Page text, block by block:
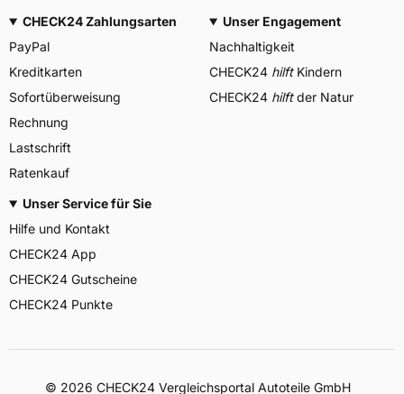
CHECK24 Zahlungsarten
PayPal
Kreditkarten
Sofortüberweisung
Rechnung
Lastschrift
Ratenkauf
Unser Engagement
Nachhaltigkeit
CHECK24 hilftKindern
CHECK24 hilftder Natur
Unser Service für Sie
Hilfe und Kontakt
CHECK24 App
CHECK24 Gutscheine
CHECK24 Punkte
© 2026 CHECK24 Vergleichsportal Autoteile GmbH